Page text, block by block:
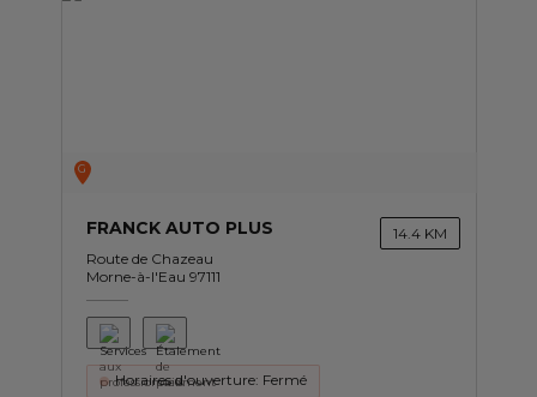
G
FRANCK AUTO PLUS
Route de Chazeau
Morne-à-l'Eau 97111
14.4 KM
Horaires d'ouverture: Fermé